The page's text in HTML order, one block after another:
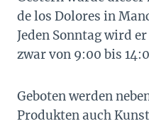
de los Dolores in
Jeden Sonntag wird
zwar von 9:00 bis
Geboten werden
Produkten auch